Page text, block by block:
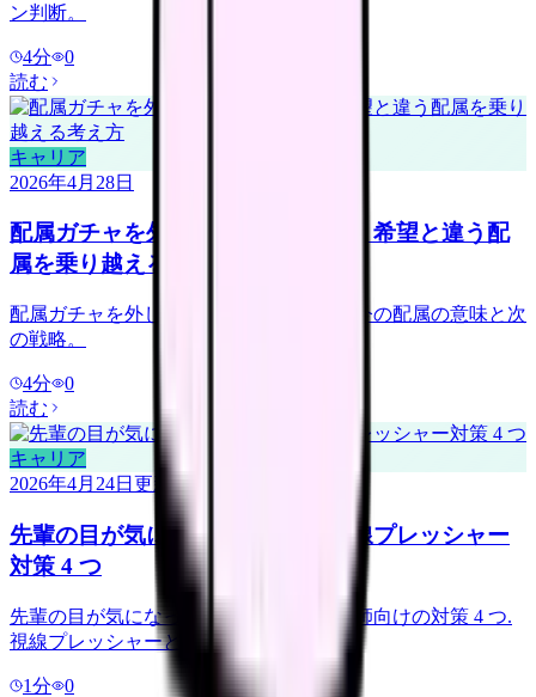
ン判断。
4分
0
読む
キャリア
2026年4月28日
配属ガチャを外した新人看護師へ｜希望と違う配
属を乗り越える考え方
配属ガチャを外したと感じる 1 年目へ。今の配属の意味と次
の戦略。
4分
0
読む
キャリア
2026年4月24日 更新
先輩の目が気になる看護師へ｜視線プレッシャー
対策 4 つ
先輩の目が気になって手技が止まる看護師向けの対策 4 つ.
視線プレッシャーと監視文化の見極め.
1分
0